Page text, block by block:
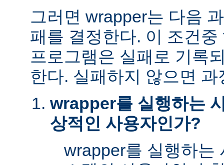
그러면 wrapper는 다음
패를 결정한다. 이 조건
프로그램은 실패로 기록
한다. 실패하지 않으면
wrapper를 실행하는
상적인 사용자인가?
wrapper를 실행하는